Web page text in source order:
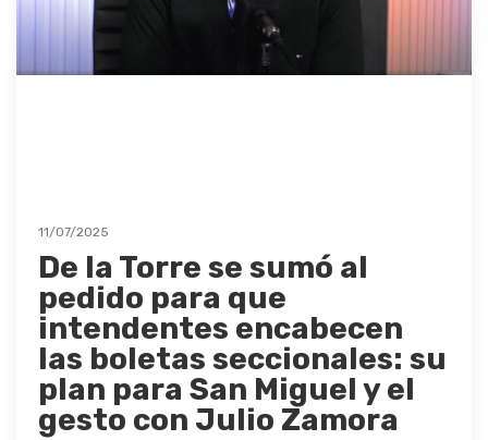
11/07/2025
De la Torre se sumó al
pedido para que
intendentes encabecen
las boletas seccionales: su
plan para San Miguel y el
gesto con Julio Zamora